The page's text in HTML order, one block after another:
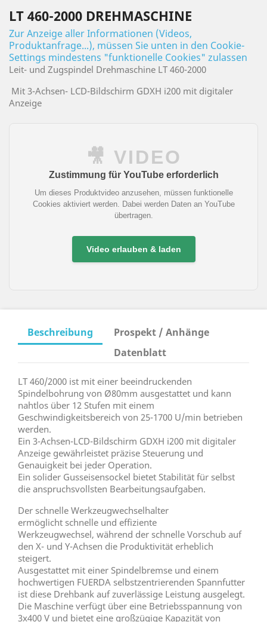
LT 460-2000 DREHMASCHINE
Zur Anzeige aller Informationen (Videos,
Produktanfrage...), müssen Sie unten in den Cookie-
Settings mindestens "funktionelle Cookies" zulassen
Leit- und Zugspindel Drehmaschine LT 460-2000
Mit 3-Achsen- LCD-Bildschirm GDXH i200 mit digitaler
Anzeige
🎥 VIDEO
Zustimmung für YouTube erforderlich
Um dieses Produktvideo anzusehen, müssen funktionelle
Cookies aktiviert werden. Dabei werden Daten an YouTube
übertragen.
Video erlauben & laden
Beschreibung
Prospekt / Anhänge
Datenblatt
LT 460/2000 ist mit einer beeindruckenden
Spindelbohrung von Ø80mm ausgestattet und kann
nahtlos über 12 Stufen mit einem
Geschwindigkeitsbereich von 25-1700 U/min betrieben
werden.
Ein 3-Achsen-LCD-Bildschirm GDXH i200 mit digitaler
Anzeige gewährleistet präzise Steuerung und
Genauigkeit bei jeder Operation.
Ein solider Gusseisensockel bietet Stabilität für selbst
die anspruchsvollsten Bearbeitungsaufgaben.
Der schnelle Werkzeugwechselhalter
ermöglicht schnelle und effiziente
Werkzeugwechsel, während der schnelle Vorschub auf
den X- und Y-Achsen die Produktivität erheblich
steigert.
Ausgestattet mit einer Spindelbremse und einem
hochwertigen FUERDA selbstzentrierenden Spannfutter
ist diese Drehbank auf zuverlässige Leistung ausgelegt.
Die Maschine verfügt über eine Betriebsspannung von
3x400 V und bietet eine großzügige Kapazität von